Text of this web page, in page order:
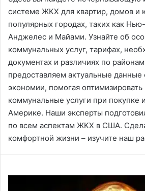
системе ЖКХ для квартир, домов и
популярных городах, таких как
Анджелес и Майами. Узнайте об
коммунальных услуг, тарифах,
документах и различиях по
предоставляем актуальные данные
экономии, помогая
коммунальные услуги при покупке
Америке. Наши эксперты
по всем аспектам ЖКХ в США.
комфортной жизни – изучите наш